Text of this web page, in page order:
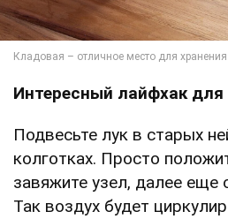
Интересный лайфхак для
Подвесьте лук в старых
колготках. Просто
завяжите узел, далее еще
Так воздух будет